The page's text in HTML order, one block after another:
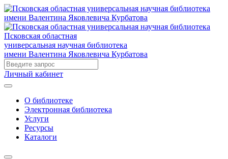
Псковская областная
универсальная научная библиотека
имени Валентина Яковлевича Курбатова
Личный кабинет
О библиотеке
Электронная библиотека
Услуги
Ресурсы
Каталоги